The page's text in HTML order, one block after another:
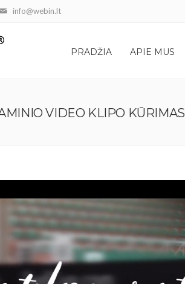
info@webin.lt
PRADŽIA APIE MUS
VIDEO KLIPO KŪRIMAS